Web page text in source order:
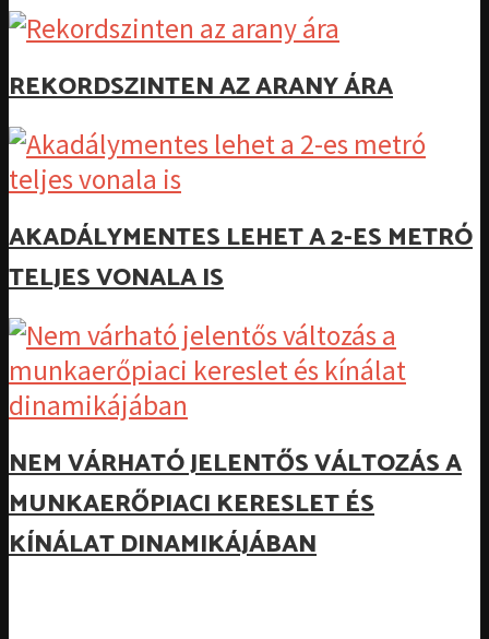
REKORDSZINTEN AZ ARANY ÁRA
AKADÁLYMENTES LEHET A 2-ES METRÓ
TELJES VONALA IS
NEM VÁRHATÓ JELENTŐS VÁLTOZÁS A
MUNKAERŐPIACI KERESLET ÉS
KÍNÁLAT DINAMIKÁJÁBAN